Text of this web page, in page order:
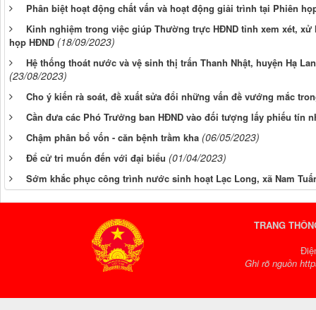
Phân biệt hoạt động chất vấn và hoạt động giải trình tại Phiên
Kinh nghiệm trong việc giúp Thường trực HĐND tỉnh xem xét,
họp HĐND (18/09/2023)
Hệ thống thoát nước và vệ sinh thị trấn Thanh Nhật, huyện Hạ
(23/08/2023)
Cho ý kiến rà soát, đề xuất sửa đổi những vấn đề vướng mắc
Cần đưa các Phó Trưởng ban HĐND vào đối tượng lấy phiếu tín
Chậm phân bổ vốn - căn bệnh trầm kha (06/05/2023)
Để cử tri muốn đến với đại biểu (01/04/2023)
Sớm khắc phục công trình nước sinh hoạt Lạc Long, xã Nam
TRANG
Ghi rõ nguồn